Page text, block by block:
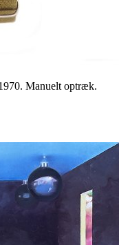
Manuelt optræk.